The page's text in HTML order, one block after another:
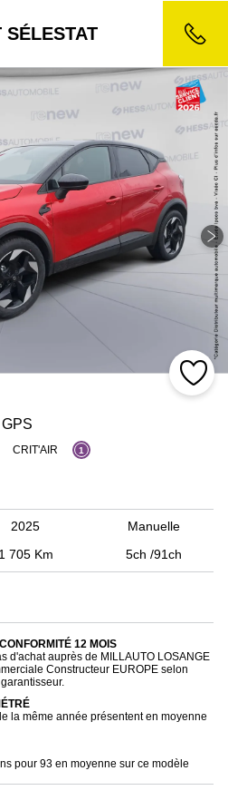
SÉLESTAT
CRIT'AIR 1
2025
Manuelle
1 705 Km 5ch /91ch
12 MOIS
d'achat auprès de MILLAUTO LOSANGE
Constructeur EUROPE selon
la même année présentent en moyenne
pour 93 en moyenne sur ce modèle